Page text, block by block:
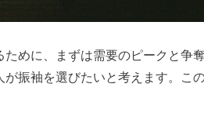
めに、まずは需要のピークと争
振袖を選びたいと考えます。こ